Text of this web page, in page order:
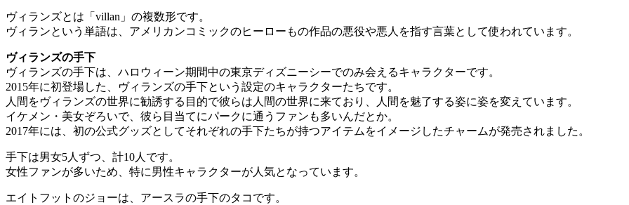
ヴィランズとは「villan」の複数形です。
ヴィランという単語は、アメリカンコミックのヒーローもの作品の悪役や悪人を指す言葉として使われています。
ヴィランズの手下
ヴィランズの手下は、ハロウィーン期間中の東京ディズニーシーでのみ会えるキャラクターです。
2015年に初登場した、ヴィランズの手下という設定のキャラクターたちです。
人間をヴィランズの世界に勧誘する目的で彼らは人間の世界に来ており、人間を魅了する姿に姿を変えています。
イケメン・美女ぞろいで、彼ら目当てにパークに通うファンも多いんだとか。
2017年には、初の公式グッズとしてそれぞれの手下たちが持つアイテムをイメージしたチャームが発売されました。
手下は男女5人ずつ、計10人です。
女性ファンが多いため、特に男性キャラクターが人気となっています。
エイトフットのジョーは、アースラの手下のタコです。